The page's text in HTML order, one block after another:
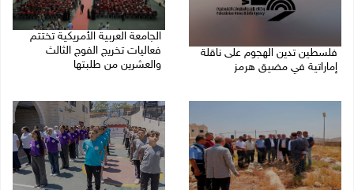
فلسطين تدين الهجوم على ناقلة
إماراتية في مضيق هرمز
الجامعة العربية الأمريكية تختتم
فعاليات تخريج الفوج الثالث
والعشرين من طلبتها